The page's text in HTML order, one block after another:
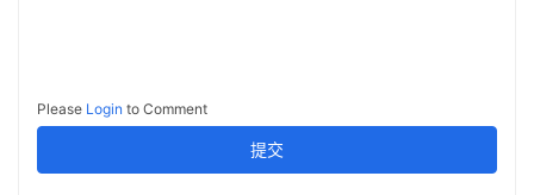
Please Login to Comment
提交